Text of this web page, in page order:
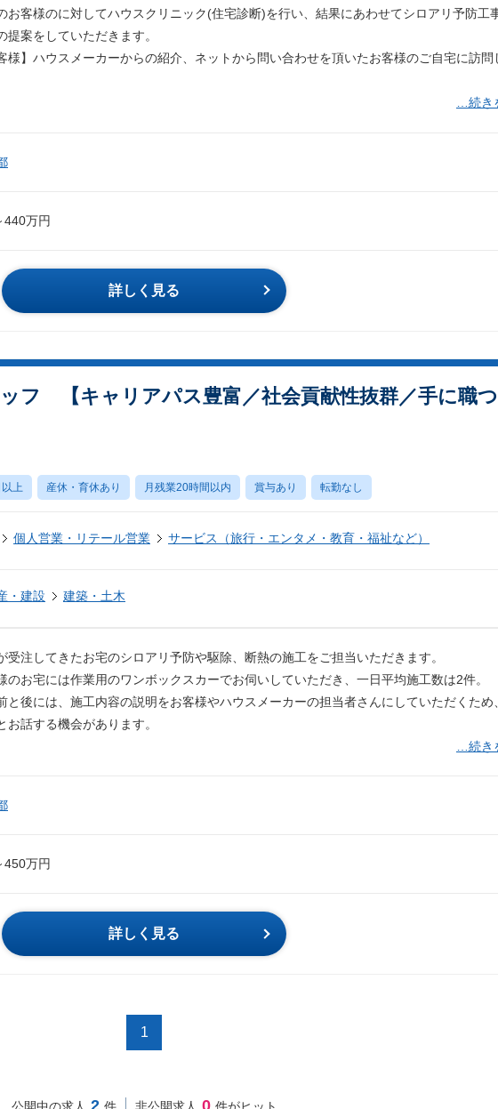
お客様のに対してハウスクリニック(住宅診断)を行い、結果にあわせてシロアリ予防工
提案をしていただきます。
様】ハウスメーカーからの紹介、ネットから問い合わせを頂いたお客様のご自宅に訪問
…続き
440万円
詳しく見る
フ 【キャリアパス豊富／社会貢献性抜群／手に職
上 産休・育休あり 月残業20時間以内 賞与あり 転勤なし
個人営業・リテール営業 サービス（旅行・エンタメ・教育・福祉など）
・建設 建築・土木
受注してきたお宅のシロアリ予防や駆除、断熱の施工をご担当いただきます。
のお宅には作業用のワンボックスカーでお伺いしていただき、一日平均施工数は2件。
と後には、施工内容の説明をお客様やハウスメーカーの担当者さんにしていただくため
お話する機会があります。
…続き
450万円
詳しく見る
1
2 0